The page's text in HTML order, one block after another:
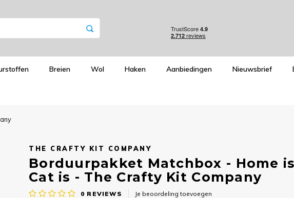
Breien Wol Haken Aanbiedingen Nieuwsbrief
THE CRAFTY KIT COMPANY
Borduurpakket Matchbox - Home
Cat is - The Crafty Kit Company
0 REVIEWS Je beoordeling toevoegen